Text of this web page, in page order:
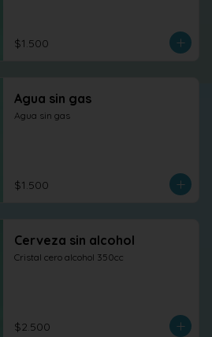
$1.500
Agua sin gas
Agua sin gas
$1.500
Cerveza sin alcohol
Cristal cero alcohol 350cc
$2.500